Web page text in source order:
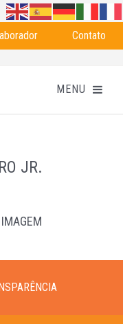
Contato
JR.